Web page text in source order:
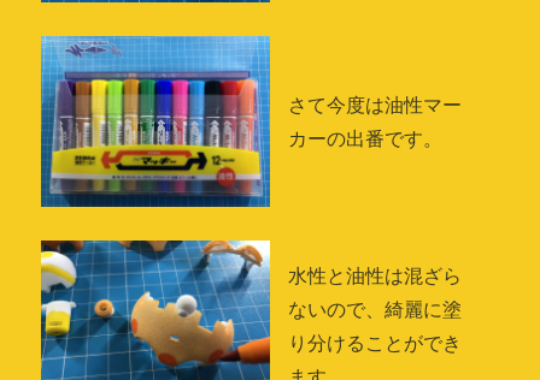
さて今度は油性マー
カーの出番です。
水性と油性は混ざら
ないので、綺麗に塗
り分けることができ